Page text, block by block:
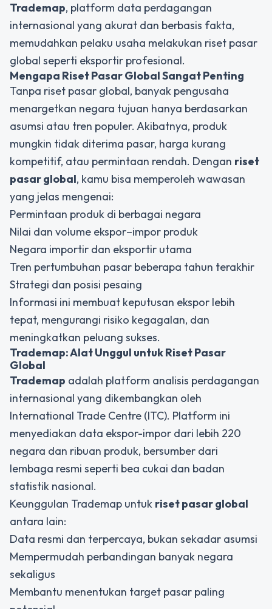
Trademap, platform data perdagangan
internasional yang akurat dan berbasis fakta,
memudahkan pelaku usaha melakukan riset pasar
global seperti eksportir profesional.
Mengapa Riset Pasar Global Sangat Penting
Tanpa riset pasar global, banyak pengusaha
menargetkan negara tujuan hanya berdasarkan
asumsi atau tren populer. Akibatnya, produk
mungkin tidak diterima pasar, harga kurang
kompetitif, atau permintaan rendah. Dengan riset
pasar global, kamu bisa memperoleh wawasan
yang jelas mengenai:
Permintaan produk di berbagai negara
Nilai dan volume ekspor–impor produk
Negara importir dan eksportir utama
Tren pertumbuhan pasar beberapa tahun terakhir
Strategi dan posisi pesaing
Informasi ini membuat keputusan ekspor lebih
tepat, mengurangi risiko kegagalan, dan
meningkatkan peluang sukses.
Trademap: Alat Unggul untuk Riset Pasar
Global
Trademap adalah platform analisis perdagangan
internasional yang dikembangkan oleh
International Trade Centre (ITC). Platform ini
menyediakan data ekspor-impor dari lebih 220
negara dan ribuan produk, bersumber dari
lembaga resmi seperti bea cukai dan badan
statistik nasional.
Keunggulan Trademap untuk riset pasar global
antara lain:
Data resmi dan terpercaya, bukan sekadar asumsi
Mempermudah perbandingan banyak negara
sekaligus
Membantu menentukan target pasar paling